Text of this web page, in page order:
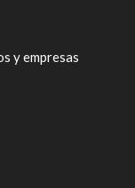
y empresas